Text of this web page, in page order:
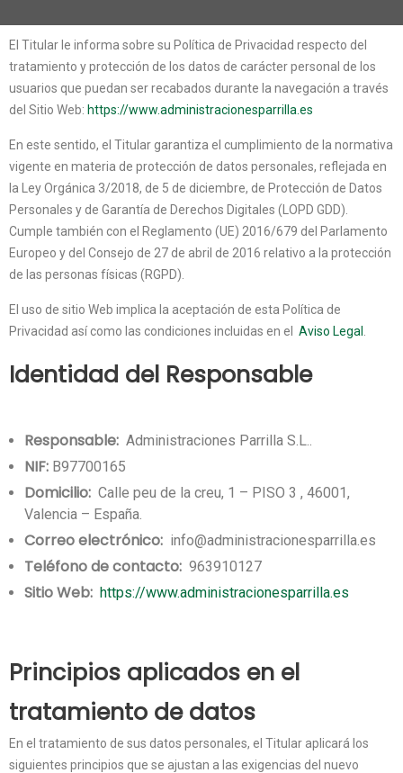
El Titular le informa sobre su Política de Privacidad respecto del
tratamiento y protección de los datos de carácter personal de los
usuarios que puedan ser recabados durante la navegación a través
del Sitio Web: https://www.administracionesparrilla.es
En este sentido, el Titular garantiza el cumplimiento de la normativa
vigente en materia de protección de datos personales, reflejada en
la Ley Orgánica 3/2018, de 5 de diciembre, de Protección de Datos
Personales y de Garantía de Derechos Digitales (LOPD GDD).
Cumple también con el Reglamento (UE) 2016/679 del Parlamento
Europeo y del Consejo de 27 de abril de 2016 relativo a la protección
de las personas físicas (RGPD).
El uso de sitio Web implica la aceptación de esta Política de
Privacidad así como las condiciones incluidas en el Aviso Legal
Identidad del Responsable
Responsable: Administraciones Parrilla S.L..
NIF: B97700165
Domicilio: Calle peu de la creu, 1 – PISO 3 , 46001,
Valencia – España.
Correo electrónico: info@administracionesparrilla.es
Teléfono de contacto: 963910127
Sitio Web: https://www.administracionesparrilla.es
Principios aplicados en el
tratamiento de datos
En el tratamiento de sus datos personales, el Titular aplicará los
siguientes principios que se ajustan a las exigencias del nuevo